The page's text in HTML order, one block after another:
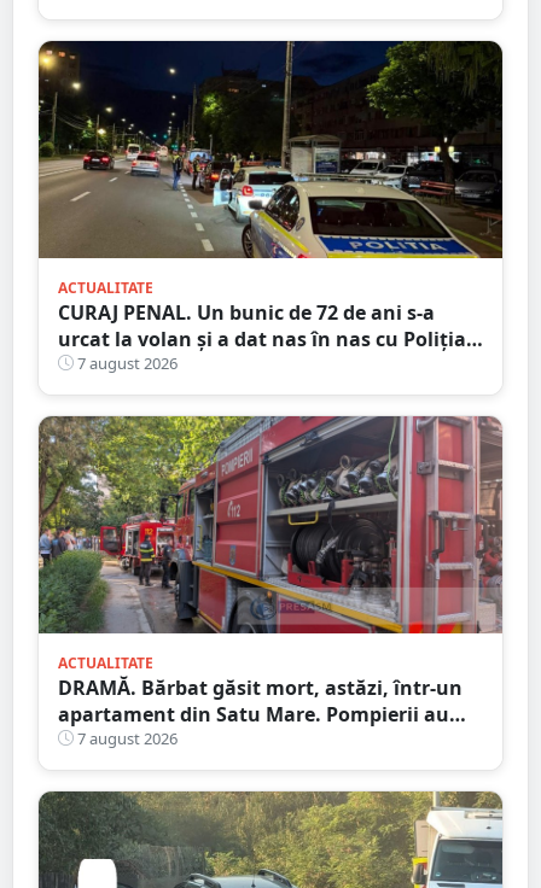
ACTUALITATE
CURAJ PENAL. Un bunic de 72 de ani s-a
urcat la volan și a dat nas în nas cu Poliția
Satu Mare
7 august 2026
ACTUALITATE
DRAMĂ. Bărbat găsit mort, astăzi, într-un
apartament din Satu Mare. Pompierii au
spart ușa
7 august 2026